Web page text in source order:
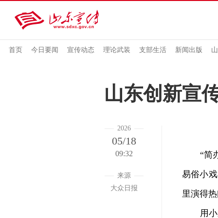
首页 今日要闻 宣传动态 理论武装 支部生活 新闻出版
山东创新宣
2026
05/18
09:32
来源
大众日报
“简办
易俗小
里演得
用小戏